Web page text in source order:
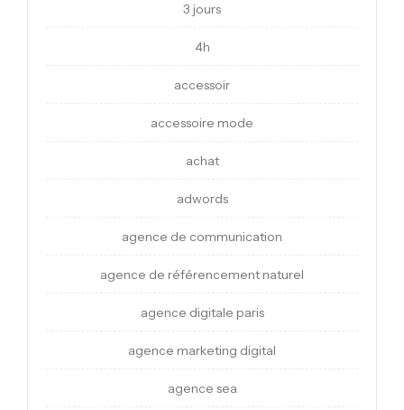
3 jours
4h
accessoir
accessoire mode
achat
adwords
agence de communication
agence de référencement naturel
agence digitale paris
agence marketing digital
agence sea